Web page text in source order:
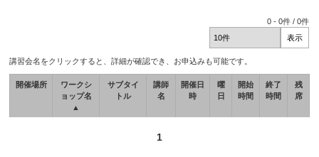
0 -0件 /0件
講習会名をクリックすると、詳細が確認でき、お申込みも可能です。
開催場所
ワークシ
ョップ名
▲
サブタイ
トル
講師
名
開催日
時
曜
日
開始
時間
終了
時間
残
席
1